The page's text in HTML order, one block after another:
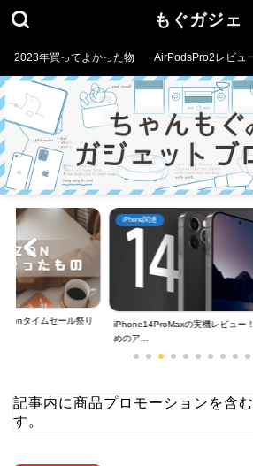
もぐガジェ
2023年買ってよかった物 AirPodsPro2レビュ
タイムセール祭り
iPhone関連
iPhone14ProMaxの実機レビュー
めのア...
記事内に商品プロモーションを含
す。